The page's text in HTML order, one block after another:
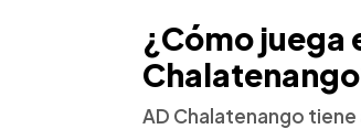
¿Cómo juega
AD Chalatenango